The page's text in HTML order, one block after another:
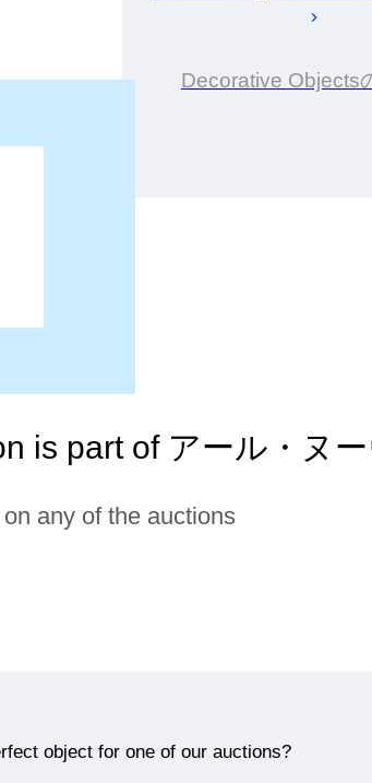
Decorative Objects
is part of アール・ヌ
on any of the auctions
object for one of our auctions?